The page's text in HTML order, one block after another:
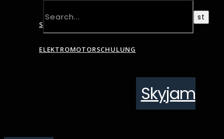
SCHNUPPERTAG
ELEKTROMOTORSCHULUNG
Skyjam